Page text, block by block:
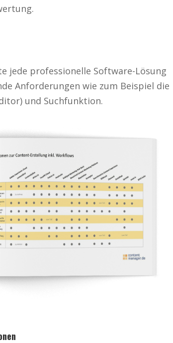
jede professionelle Software-Lösung
Anforderungen wie zum Beispiel die
und Suchfunktion.